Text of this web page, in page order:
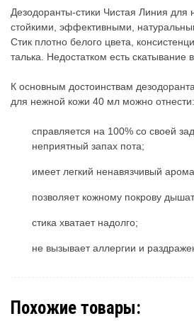
Дезодоранты-стики Чистая Линия для
стойкими, эффективными,
Стик плотно белого цвета,
талька. Недостатком есть скатывание
К основным достоинствам
для нежной кожи 40 мл можно отнести:
справляется на 100% со своей
неприятный запах пота;
имеет легкий ненавязчивый
позволяет кожному покрову
стика хватает надолго;
не вызывает аллергии и
Похожие товары: